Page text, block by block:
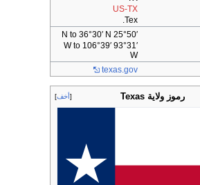
US-TX
Tex.
25°50′ N to 36°30′ N
93°31′ W to 106°39′
W
texas.gov
أخف رموز ولاية Texas